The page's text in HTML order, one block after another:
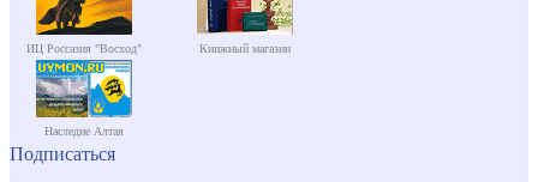
ИЦ Россазия "Восход" Книжный магазин
Наследие Алтая
Подписаться